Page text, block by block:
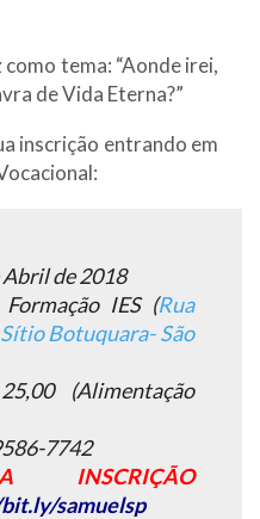
tema: “Aonde irei,
de Vida Eterna?”
inscrição entrando em
Abril de 2018
IES (Rua
Botuquara- São
(Alimentação
7742
INSCRIÇÃO
samuelsp